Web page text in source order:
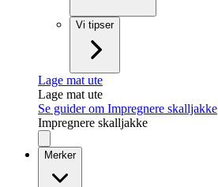
Vi tipser
Lage mat ute
Lage mat ute
Se guider om Impregnere skalljakke
Impregnere skalljakke
Merker